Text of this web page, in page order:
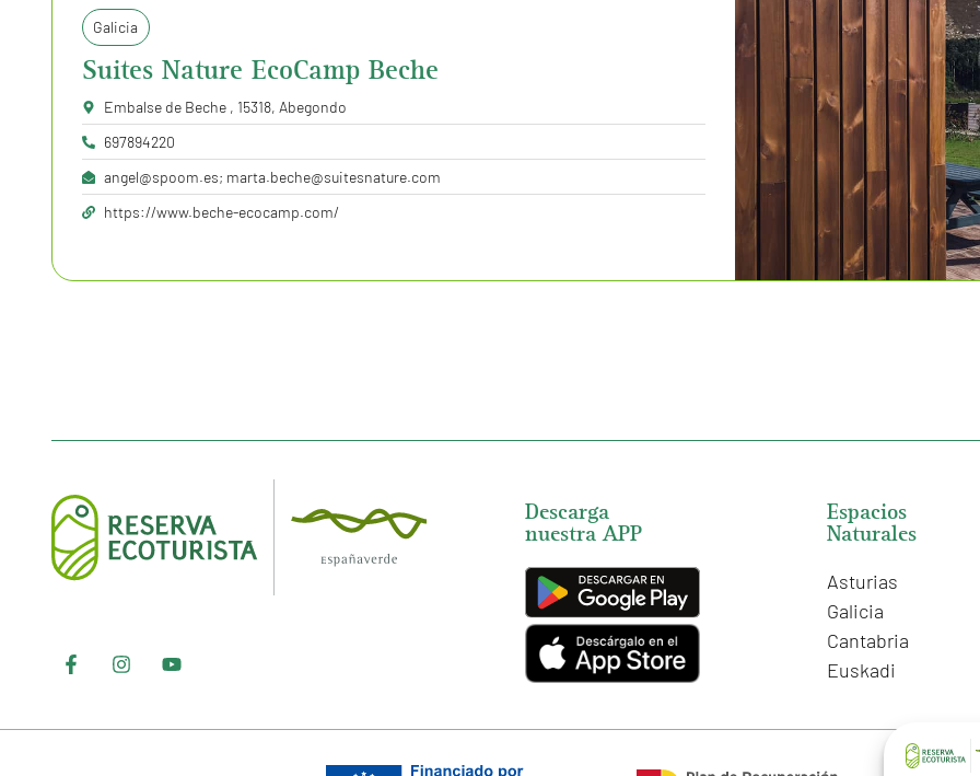
Galicia
Suites Nature EcoCamp Beche
Embalse de Beche , 15318, Abegondo
697894220
angel@spoom.es; marta.beche@suitesnature.com
https://www.beche-ecocamp.com/
Descarga
nuestra APP
Espacios
Naturales
Asturias
Galicia
Cantabria
Euskadi